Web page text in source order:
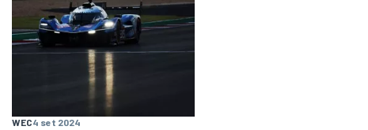
WEC4 set 2024